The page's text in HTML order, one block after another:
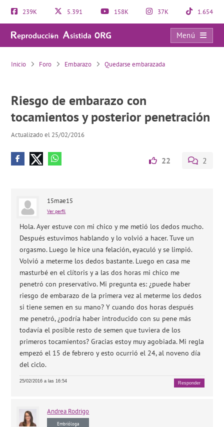
239K 5.391 158K 37K 1.654
Menú
Riesgo de embarazo con tocamientos y posterior penetración
Inicio Foro Embarazo Quedarse embarazada
Riesgo de embarazo con
tocamientos y posterior penetración
Actualizado el 25/02/2016
22 2
15mae15
Ver perfil
Hola. Ayer estuve con mi chico y me metió los dedos mucho.
Después estuvimos hablando y lo volvió a hacer. Tuve un
orgasmo. Luego le hice una felación, eyaculó y se limpió.
Volvió a meterme los dedos bastante. Luego en casa me
masturbé en el clítoris y a las dos horas mi chico me
penetró con preservativo. Mi pregunta es: ¿puede haber
riesgo de embarazo de la primera vez al meterme los dedos
si tiene semen en su mano? Y cuando dos horas después
me penetró, ¿podría haber introducido con su pene más
todavía el posible resto de semen que tuviera de los
primeros tocamientos? Gracias estoy muy agobiada. Mi regla
empezó el 15 de febrero y esto ocurrió el 24, al noveno día
del ciclo.
25/02/2016 a las 16:54 Responder
Andrea Rodrigo
Embrióloga